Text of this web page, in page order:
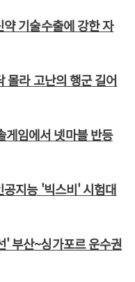
기술수출에 강한 자
몰라 고난의 행군 길어
임에서 넷마블 반등
지능 '빅스비' 시험대
부산~싱가포르 운수권